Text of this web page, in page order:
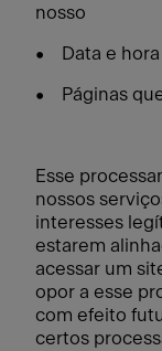
nosso
• Data e hora
• Páginas
Esse
nossos
interesses
estarem
acessar um
opor a esse
com efeito
certos